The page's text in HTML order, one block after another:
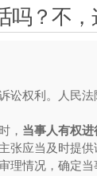
吗？不
权利。人民法
， 当事人有权
应当及时提供
理情况，确定